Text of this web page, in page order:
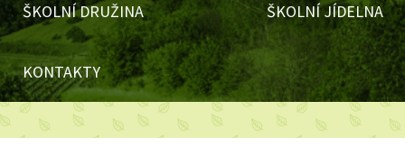
ŠKOLNÍ DRUŽINA ŠKOLNÍ JÍDELNA
KONTAKTY